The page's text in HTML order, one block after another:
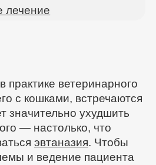
лечение
ветеринарного
с кошками, встречаются
значительно ухудшить
— настолько, что
эвтаназия. Чтобы
и ведение пациента